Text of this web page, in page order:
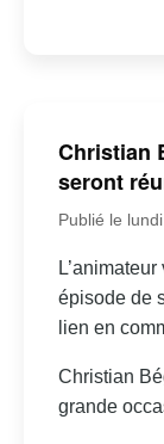
Christian
seront
Publié le
épisode de
lien en
Christian
grande